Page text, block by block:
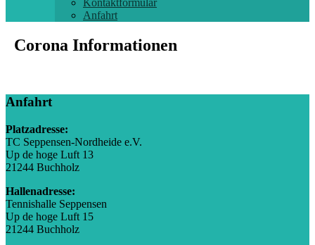
Anfahrt
Corona Informationen
Anfahrt
Platzadresse:
TC Seppensen-Nordheide e.V.
Up de hoge Luft 13
21244 Buchholz
Hallenadresse:
Tennishalle Seppensen
Up de hoge Luft 15
21244 Buchholz